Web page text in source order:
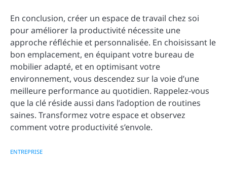
En conclusion, créer un espace de travail chez soi
pour améliorer la productivité nécessite une
approche réfléchie et personnalisée. En choisissant le
bon emplacement, en équipant votre bureau de
mobilier adapté, et en optimisant votre
environnement, vous descendez sur la voie d’une
meilleure performance au quotidien. Rappelez-vous
que la clé réside aussi dans l’adoption de routines
saines. Transformez votre espace et observez
comment votre productivité s’envole.
ENTREPRISE